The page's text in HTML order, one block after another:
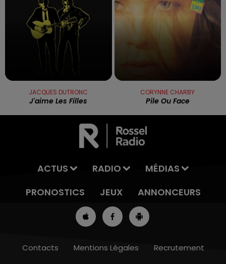
JACQUES DUTRONC
J'aime Les Filles
CORYNNE CHARBY
Pile Ou Face
ACTUS RADIO
MÉDIAS
PRONOSTICS
JEUX ANNONCEURS
Contacts Mentions Légales
Recrutement